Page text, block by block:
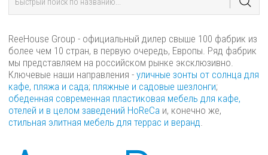
ReeHouse Group - официальный дилер свыше 100 фабрик из
более чем 10 стран, в первую очередь, Европы. Ряд фабрик
мы представляем на российском рынке эксклюзивно.
Ключевые наши направления -уличные зонты от солнца для
кафе, пляжа и сада; пляжные и садовые шезлонги;
обеденная современная пластиковая мебель для кафе,
отелей и в целом заведений HoReCa и, конечно же,
стильная элитная мебель для террас и веранд.